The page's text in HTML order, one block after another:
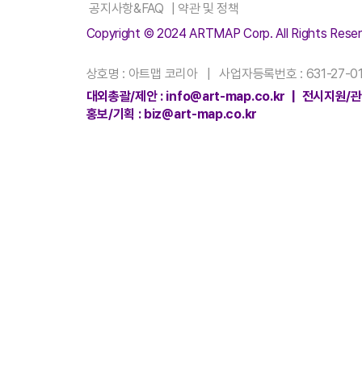
공지사항&FAQ
약관 및 정책
Copyright © 2024 ARTMAP Corp. All Rights
상호명 : 아트맵 코리아 | 사업자등록번호 : 631-27-
대외총괄/제안 : info@art-map.co.kr | 전시지
홍보/기획 : biz@art-map.co.kr